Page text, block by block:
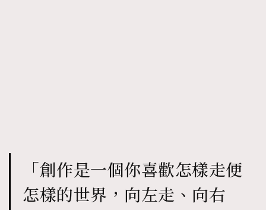
「創作是一個你喜歡怎樣走便
怎樣的世界，向左走、向右